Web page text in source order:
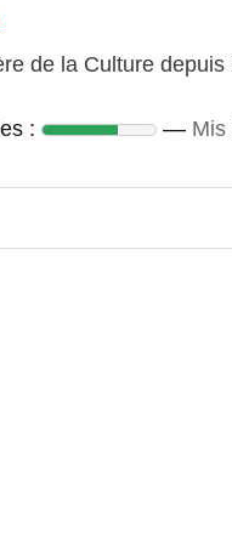
de la Culture depuis
: Mis